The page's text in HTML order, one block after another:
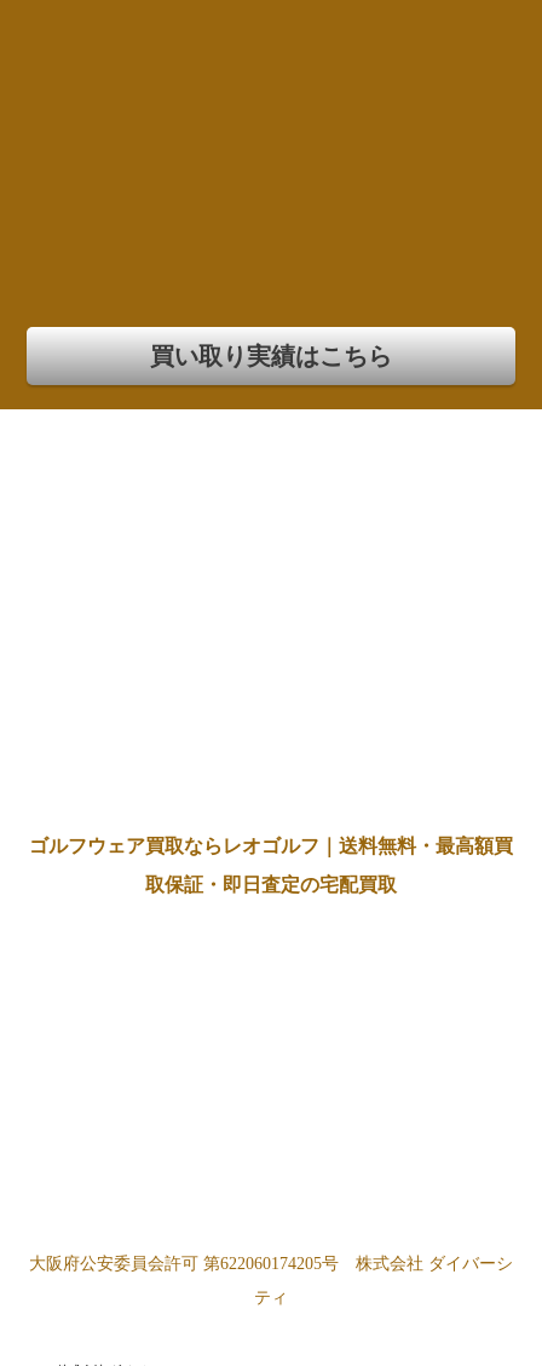
買い取り実績はこちら
ゴルフウェア買取ならレオゴルフ｜送料無料・最高額買
取保証・即日査定の宅配買取
大阪府公安委員会許可 第622060174205号 株式会社 ダイバーシ
ティ